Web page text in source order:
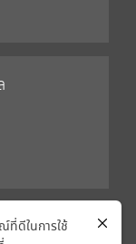
ที่ดีในการใช้